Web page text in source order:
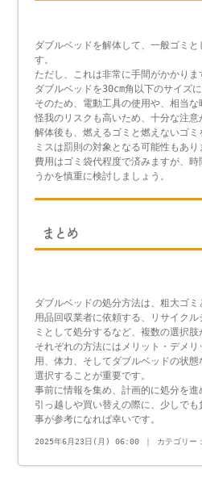
ダブルベッドを解体して、一般ゴミ
す。
ただし、これは非常に手間がかかりま
ダブルベッドを30cm角以下のサイズ
そのため、電動工具の使用や、相当な
怪我のリスクも高いため、十分な注意
解体後も、燃えるゴミと燃えないゴ
ミスは罰則の対象となる可能性もあり
費用はゴミ袋代程度で済みますが、
うかを慎重に検討しましょう。
まとめ
ダブルベッドの処分方法は、粗大ゴ
用品回収業者に依頼する、リサイク
ミとして処分するなど、複数の選択肢
それぞれの方法にはメリット・デメ
用、体力、そしてダブルベッドの状
選択することが重要です。
事前に情報を集め、計画的に処分を進
引っ越しや買い替えの際に、少しで
事が参考になれば幸いです。
2025年6月23日(月) 06:00 ｜ カテゴリー：